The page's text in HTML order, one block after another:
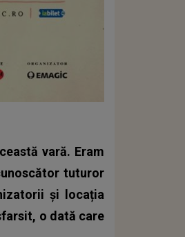
vară. Eram
tuturor
și locația
o dată care